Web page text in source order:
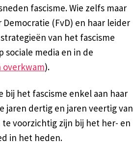
fascisme. Wie zelfs maar
(FvD) en haar leider
van het fascisme
media en in de
overkwam).
bij het fascisme enkel aan haar
jaren dertig en jaren veertig van
voorzichtig zijn bij het her- en
in het heden.